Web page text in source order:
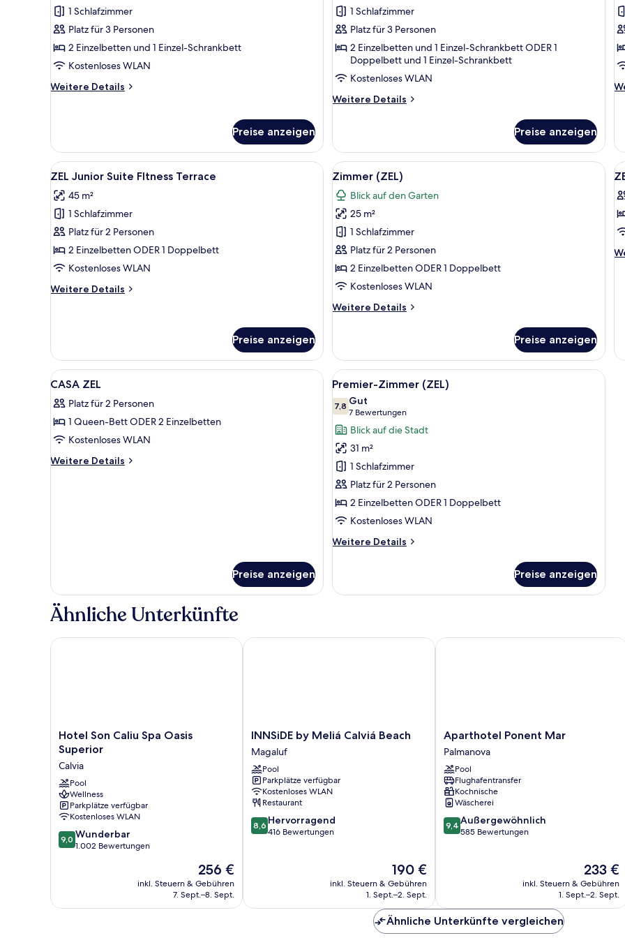
Suite,
Terrasse
(ZEL
2+1)
1 Schlafzimmer
Platz für 3 Personen
2 Einzelbetten und 1 Einzel-Schrankbett
Kostenloses WLAN
Weitere Details
Weitere
Terrasse
(ZEL
2+1)
Preise anzeigen
Suite
(ZEL
Mediterranean
View
2+1)
anzeigen
1 Schlafzimmer
Platz für 3 Personen
2 Einzelbetten und 1 Einzel-Schrankbett ODER 1
Doppelbett und 1 Einzel-Schrankbett
Kostenloses WLAN
Weitere Details
Weitere
Suite
(ZEL
Mediterranean
View
2+1)
Preise anzeigen
Alle
Fotos
für
ZEL
Junior
Suite
FItness
anzeigen
Ein Balkon mit Liegestühlen, einem kleinen Tisch mit Zitronen und einer Yogamatte.
5
ZEL Junior Suite FItness Terrace
45 m²
1 Schlafzimmer
Platz für 2 Personen
2 Einzelbetten ODER 1 Doppelbett
Kostenloses WLAN
Weitere Details
Weitere
Suite
FItness
Terrace
Preise anzeigen
Alle
Fotos
für
Zimmer
(ZEL)
anzeigen
Ein Schlafzimmer mit Bett,
5
Zimmer (ZEL)
Blick auf den Garten
25 m²
1 Schlafzimmer
Platz für 2 Personen
2 Einzelbetten ODER 1 Doppelbett
Kostenloses WLAN
Weitere Details
Weitere
(ZEL)
Preise anzeigen
Alle
Fotos
für
CASA
ZEL
anzeigen
Ein Zimmer mit einem Bett, einem Sessel, einem Tisch und einem Kleiderschrank.
9
CASA ZEL
Platz für 2 Personen
1 Queen-Bett ODER 2 Einzelbetten
Kostenloses WLAN
Weitere Details
Weitere
Preise anzeigen
Alle
Fotos
für
Premier-
Zimmer
(ZEL)
anzeigen
Ein Schlafzimmer mit einem Bett,
7
Premier-Zimmer (ZEL)
7,87,8 von 10
Gut
7 Bewertungen
(7
Bewertungen)
Blick auf die Stadt
31 m²
1 Schlafzimmer
Platz für 2 Personen
2 Einzelbetten ODER 1 Doppelbett
Kostenloses WLAN
Weitere Details
Weitere
Zimmer
Preise anzeigen
Ähnliche Unterkünfte
Hotel
Son
Caliu
Spa
Oasis
Superior
Calvia
Hotel Son Caliu Spa Oasis
Superior
Calvia
Pool
Wellness
Parkplätze verfügbar
Kostenloses WLAN
9.0
von
9,0 Wunderbar
1.002 Bewertungen
Der
Preis
beträgt
256 €
inkl. Steuern & Gebühren
7. Sept.–8. Sept.
Hotel Son Caliu Spa Oasis Superior
INNSiDE
by
Meliá
Calviá
Beach
Magaluf
INNSiDE by Meliá Calviá Beach
Magaluf
Pool
Parkplätze verfügbar
Kostenloses WLAN
Restaurant
8.6
von
8,6 Hervorragend
416 Bewertungen
Der
Preis
beträgt
190 €
inkl. Steuern & Gebühren
1. Sept.–2. Sept.
INNSiDE by Meliá Calviá Beach
Aparthotel
Ponent
Mar
Palmanova
Aparthotel Ponent Mar
Palmanova
Pool
Flughafentransfer
Kochnische
Wäscherei
9.4
von
9,4 Außergewöhnlich
585 Bewertungen
Der
Preis
beträgt
233 €
inkl. Steuern & Gebühren
1. Sept.–2. Sept.
Aparthotel Ponent Mar
Ähnliche Unterkünfte vergleichen